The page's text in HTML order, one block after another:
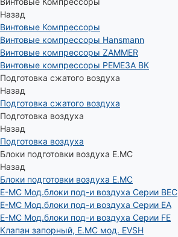
Назад
Винтовые Компрессоры
Винтовые компрессоры Hansmann
Винтовые компрессоры ZAMMER
Винтовые компрессоры РЕМЕЗА ВК
Подготовка сжатого воздуха
Назад
Подготовка сжатого воздуха
Подготовка воздуха
Назад
Подготовка воздуха
Блоки подготовки воздуха E.MC
Назад
Блоки подготовки воздуха E.MC
E-MC Мод.блоки под-и воздуха Серии BEC
E-MC Мод.блоки под-и воздуха Серии EA
E-MC Мод.блоки под-и воздуха Серии FE
Клапан запорный, E.MC мод. EVSH